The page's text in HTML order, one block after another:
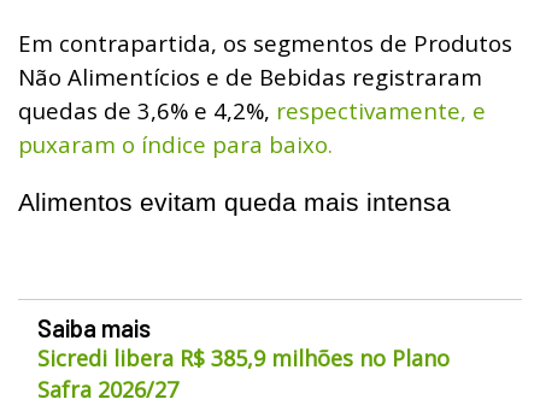
Em contrapartida, os segmentos de Produtos
Não Alimentícios e de Bebidas registraram
quedas de 3,6% e 4,2%, respectivamente, e
puxaram o índice para baixo.
Alimentos evitam queda mais intensa
Saiba mais
Sicredi libera R$ 385,9 milhões no Plano
Safra 2026/27